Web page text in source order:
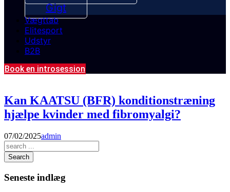
Gigt
Vægttab
Elitesport
Udstyr
B2B
Book en introsession
Kan KAATSU (BFR) konditionstræning
hjælpe kvinder med fibromyalgi?
07/02/2025admin
Search
Seneste indlæg